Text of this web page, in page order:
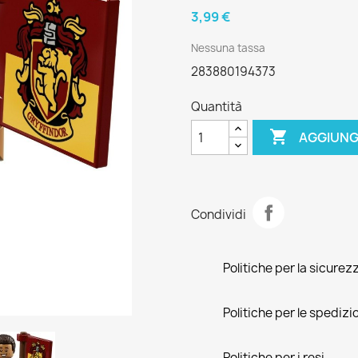
3,99 €
Nessuna tassa
283880194373
Quantità

Condividi
Politiche per la
Politiche per le